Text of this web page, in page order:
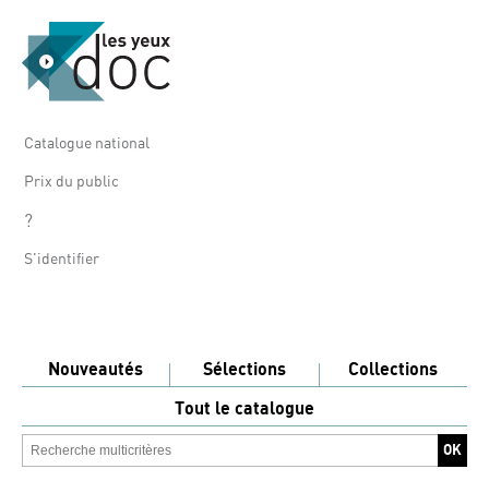
Catalogue national
Prix du public
?
S'identifier
Nouveautés Sélections
Collections
Tout le catalogue